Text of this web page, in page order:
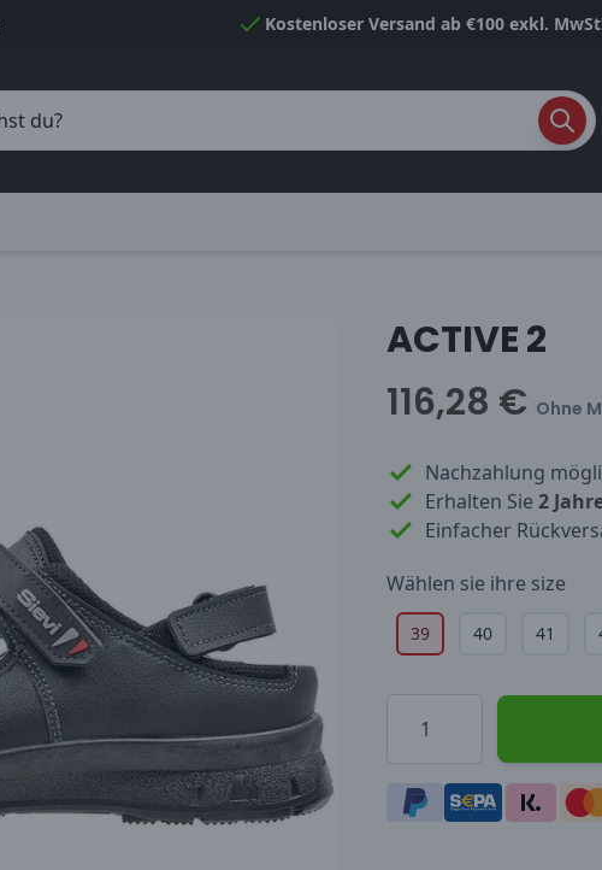
Kostenloser Versand ab €100 exkl.
ACTIVE 2
116,28 € Ohne
Nachzahlung
Erhalten Sie 2
Einfacher
Wählen sie ihre size
39 40 41